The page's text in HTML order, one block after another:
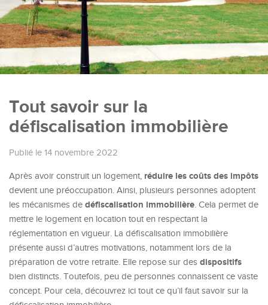
Tout savoir sur la
défiscalisation immobilière
Publié le 14 novembre 2022
Après avoir construit un logement, réduire les coûts des impôts
devient une préoccupation. Ainsi, plusieurs personnes adoptent
les mécanismes de défiscalisation immobilière. Cela permet de
mettre le logement en location tout en respectant la
réglementation en vigueur. La défiscalisation immobilière
présente aussi d’autres motivations, notamment lors de la
préparation de votre retraite. Elle repose sur des dispositifs
bien distincts. Toutefois, peu de personnes connaissent ce vaste
concept. Pour cela, découvrez ici tout ce qu’il faut savoir sur la